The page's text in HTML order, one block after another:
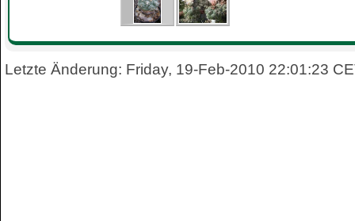
Letzte Änderung: Friday, 19-Feb-2010 22:01:23